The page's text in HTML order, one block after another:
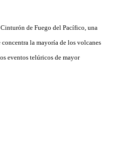
de Fuego del Pacífico, una
la mayoría de los volcanes
eventos telúricos de mayor